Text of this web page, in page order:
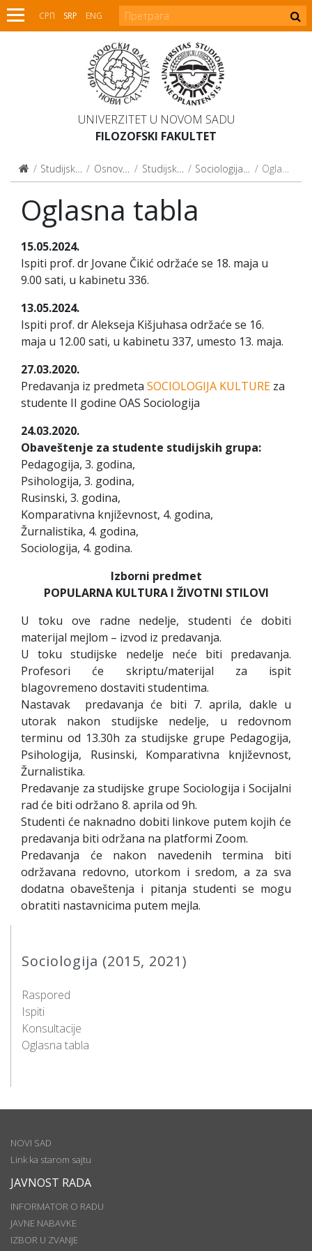
СРП SRP ENG
UNIVERZITET U NOVOM SADU
FILOZOFSKI FAKULTET
Studijski programi Osnovne studije Studijski programi Sociologija (2015, 2021) Oglasna tabla
Sociologija (2015, 2021)
Raspored
Ispiti
Konsultacije
Oglasna tabla
Oglasna tabla
15.05.2024.
Ispiti prof. dr Jovane Čikić održaće se 18. maja u
9.00 sati, u kabinetu 336.
13.05.2024.
Ispiti prof. dr Alekseja Kišjuhasa održaće se 16.
maja u 12.00 sati, u kabinetu 337, umesto 13. maja.
27.03.2020.
Predavanja iz predmeta SOCIOLOGIJA KULTURE za
studente II godine OAS Sociologija
24.03.2020.
Obaveštenje za studente studijskih grupa:
Pedagogija, 3. godina,
Psihologija, 3. godina,
Rusinski, 3. godina,
Komparativna književnost, 4. godina,
Žurnalistika, 4. godina,
Sociologija, 4. godina.
Izborni predmet
POPULARNA KULTURA I ŽIVOTNI STILOVI
U toku ove radne nedelje, studenti će dobiti
materijal mejlom – izvod iz predavanja.
U toku studijske nedelje neće biti predavanja.
Profesori će skriptu/materijal za ispit
blagovremeno dostaviti studentima.
Nastavak predavanja će biti 7. aprila, dakle u
utorak nakon studijske nedelje, u redovnom
terminu od 13.30h za studijske grupe Pedagogija,
Psihologija, Rusinski, Komparativna književnost,
Žurnalistika.
Predavanje za studijske grupe Sociologija i Socijalni
rad će biti održano 8. aprila od 9h.
Studenti će naknadno dobiti linkove putem kojih će
predavanja biti održana na platformi Zoom.
Predavanja će nakon navedenih termina biti
održavana redovno, utorkom i sredom, a za sva
dodatna obaveštenja i pitanja studenti se mogu
obratiti nastavnicima putem mejla.
NOVI SAD
Link ka starom sajtu
JAVNOST RADA
INFORMATOR O RADU
JAVNE NABAVKE
IZBOR U ZVANJE